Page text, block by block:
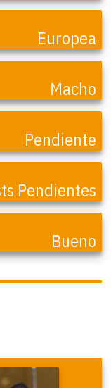
Europea
Macho
Pendiente
Pendientes
Bueno